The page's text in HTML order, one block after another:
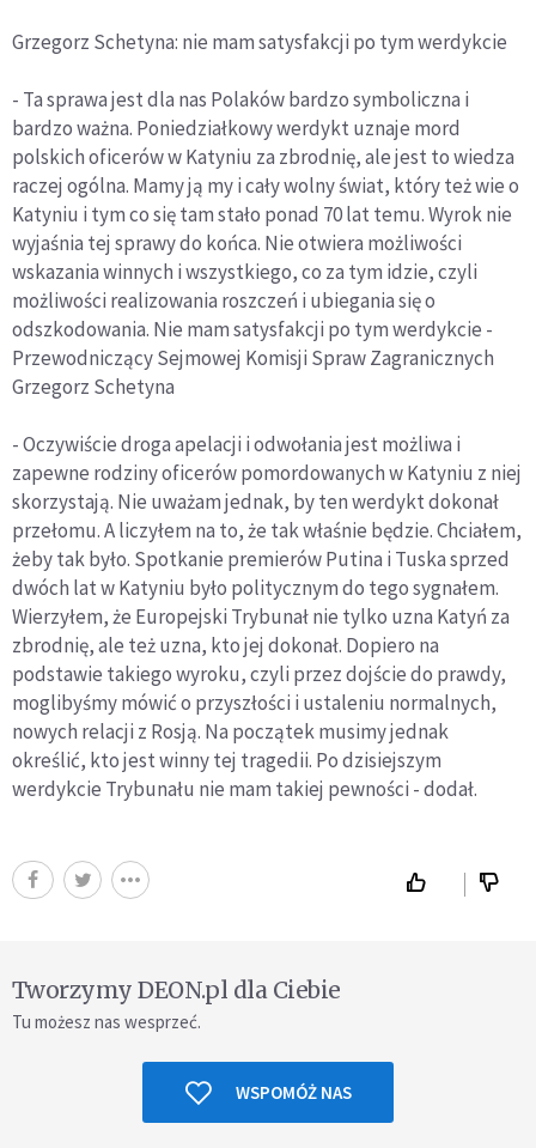
Grzegorz Schetyna: nie mam satysfakcji po tym werdykcie
- Ta sprawa jest dla nas Polaków bardzo symboliczna i
bardzo ważna. Poniedziałkowy werdykt uznaje mord
polskich oficerów w Katyniu za zbrodnię, ale jest to wiedza
raczej ogólna. Mamy ją my i cały wolny świat, który też wie o
Katyniu i tym co się tam stało ponad 70 lat temu. Wyrok nie
wyjaśnia tej sprawy do końca. Nie otwiera możliwości
wskazania winnych i wszystkiego, co za tym idzie, czyli
możliwości realizowania roszczeń i ubiegania się o
odszkodowania. Nie mam satysfakcji po tym werdykcie -
Przewodniczący Sejmowej Komisji Spraw Zagranicznych
Grzegorz Schetyna
- Oczywiście droga apelacji i odwołania jest możliwa i
zapewne rodziny oficerów pomordowanych w Katyniu z niej
skorzystają. Nie uważam jednak, by ten werdykt dokonał
przełomu. A liczyłem na to, że tak właśnie będzie. Chciałem,
żeby tak było. Spotkanie premierów Putina i Tuska sprzed
dwóch lat w Katyniu było politycznym do tego sygnałem.
Wierzyłem, że Europejski Trybunał nie tylko uzna Katyń za
zbrodnię, ale też uzna, kto jej dokonał. Dopiero na
podstawie takiego wyroku, czyli przez dojście do prawdy,
moglibyśmy mówić o przyszłości i ustaleniu normalnych,
nowych relacji z Rosją. Na początek musimy jednak
określić, kto jest winny tej tragedii. Po dzisiejszym
werdykcie Trybunału nie mam takiej pewności - dodał.
Tworzymy DEON.pl dla Ciebie
Tu możesz nas wesprzeć.
WSPOMÓŻ NAS